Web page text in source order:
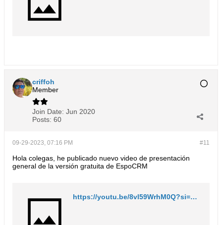
criffoh
Member
Join Date: Jun 2020
Posts: 60
#11
09-29-2023, 07:16 PM
Hola colegas, he publicado nuevo video de presentación
general de la versión gratuita de EspoCRM
https://youtu.be/8vl59WrhM0Q?si=LW5_J-Cs5RAdwhVE